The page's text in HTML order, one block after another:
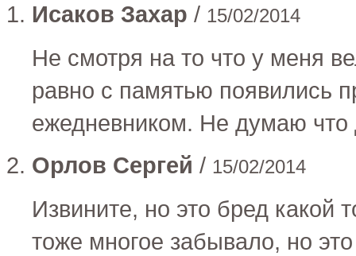
Исаков Захар / 15/02/2014
Не смотря на то что у меня
равно с памятью появились
ежедневником. Не думаю что
Орлов Сергей / 15/02/2014
Извините, но это бред
тоже многое забывало, но